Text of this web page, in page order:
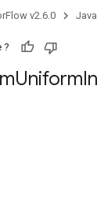
v2.6.0 Java
?
Uniform